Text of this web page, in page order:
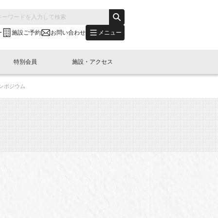
施設ご予約 お問い合わせ メニュー
別会員開催
展・参加
"LINK-BioBAY TOKYO"？
(News Letter)
コラム
ュース・事業紹介
ベント
LINK-J WEST
容
本橋エリアについて
特別会員
し込み
施設・アクセス
予約
ポジウム